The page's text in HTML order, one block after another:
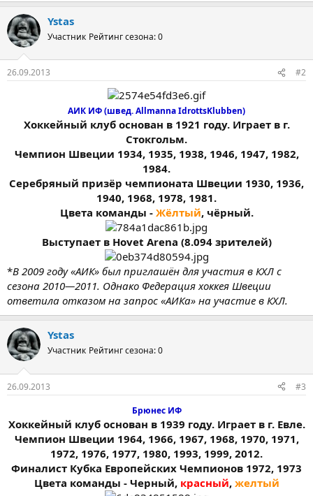
Ystas
Участник Рейтинг сезона: 0
26.09.2013 #2
АИК ИФ (швед. Allmanna IdrottsKlubben)
Хоккейный клуб основан в 1921 году. Играет в г.
Стокгольм.
Чемпион Швеции 1934, 1935, 1938, 1946, 1947, 1982,
1984.
Серебряный призёр чемпионата Швеции 1930, 1936,
1940, 1968, 1978, 1981.
Цвета команды - Жёлтый, чёрный.
Выступает в Hovet Arena (8.094 зрителей)
*В 2009 году «АИК» был приглашён для участия в КХЛ с
сезона 2010—2011. Однако Федерация хоккея Швеции
ответила отказом на запрос «АИКа» на участие в КХЛ.
Ystas
Участник Рейтинг сезона: 0
26.09.2013
#3
Брюнес ИФ
Хоккейный клуб основан в 1939 году. Играет в г. Евле.
Чемпион Швеции 1964, 1966, 1967, 1968, 1970, 1971,
1972, 1976, 1977, 1980, 1993, 1999, 2012.
Финалист Кубка Европейских Чемпионов 1972, 1973
Цвета команды - Черный, красный, желтый